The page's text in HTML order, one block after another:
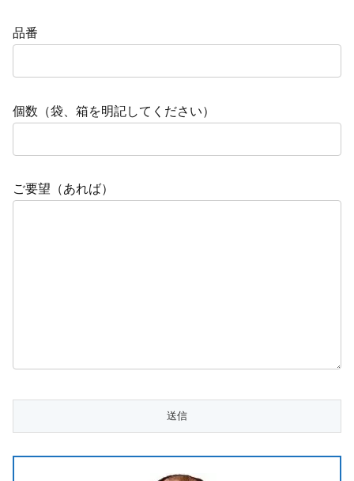
品番
個数（袋、箱を明記してください）
ご要望（あれば）